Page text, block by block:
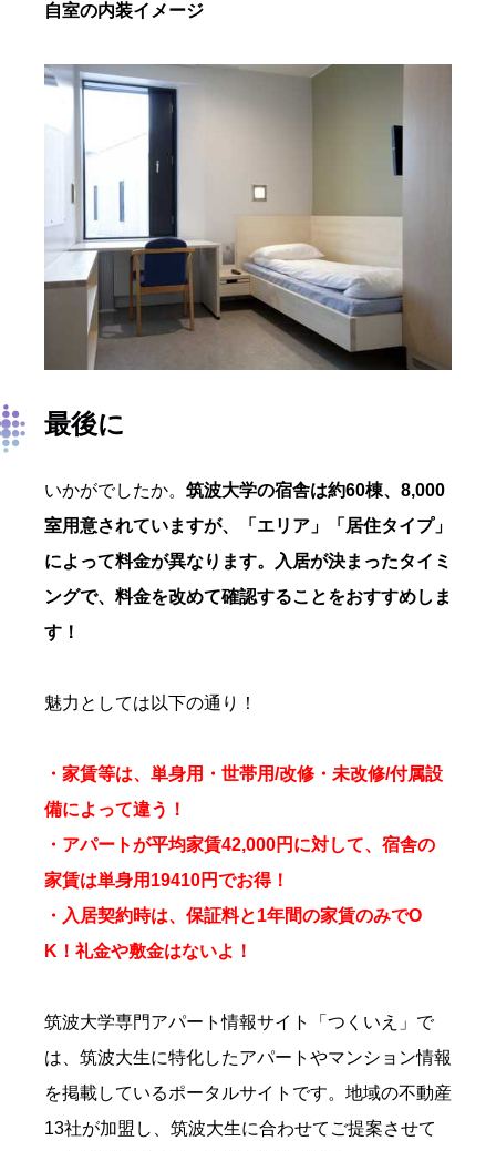
自室の内装イメージ
最後に
いかがでしたか。 筑波大学の宿舎は約60棟、8,000
室用意されていますが、「エリア」「居住タイプ」
によって料金が異なります。入居が決まったタイミ
ングで、料金を改めて確認することをおすすめしま
す！
魅力としては以下の通り！
・家賃等は、単身用・世帯用/改修・未改修/付属設
備によって違う！
・アパートが平均家賃42,000円に対して、宿舎の
家賃は単身用19410円でお得！
・入居契約時は、保証料と1年間の家賃のみでO
K！礼金や敷金はないよ！
筑波大学専門アパート情報サイト「つくいえ」で
は、筑波大生に特化したアパートやマンション情報
を掲載しているポータルサイトです。地域の不動産
13社が加盟し、筑波大生に合わせてご提案させて